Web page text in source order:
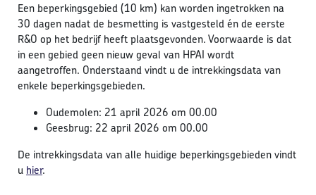
Een beperkingsgebied (10 km) kan worden ingetrokken na
30 dagen nadat de besmetting is vastgesteld én de eerste
R&O op het bedrijf heeft plaatsgevonden. Voorwaarde is dat
in een gebied geen nieuw geval van HPAI wordt
aangetroffen. Onderstaand vindt u de intrekkingsdata van
enkele beperkingsgebieden.
Oudemolen: 21 april 2026 om 00.00
Geesbrug: 22 april 2026 om 00.00
De intrekkingsdata van alle huidige beperkingsgebieden vindt
u hier.